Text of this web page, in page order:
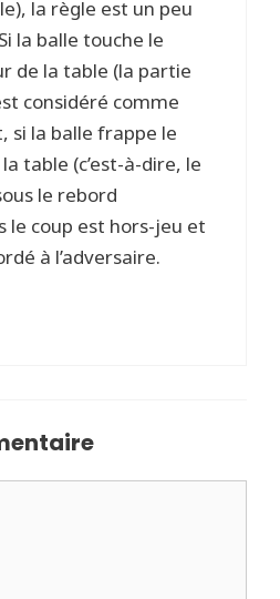
la règle est un peu
la balle touche le
de la table (la partie
considéré comme
si la balle frappe le
table (c’est-à-dire, le
le rebord
le coup est hors-jeu et
à l’adversaire.